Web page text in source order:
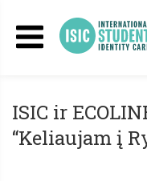
ISIC ir
“Keliaujam į